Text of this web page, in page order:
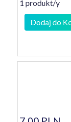
1 produkt/y
Dodaj do